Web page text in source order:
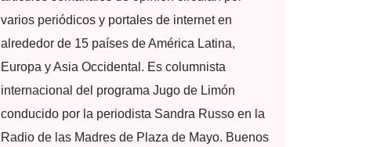
varios periódicos y portales de internet en
alrededor de 15 países de América Latina,
Europa y Asia Occidental. Es columnista
internacional del programa Jugo de Limón
conducido por la periodista Sandra Russo en la
Radio de las Madres de Plaza de Mayo. Buenos